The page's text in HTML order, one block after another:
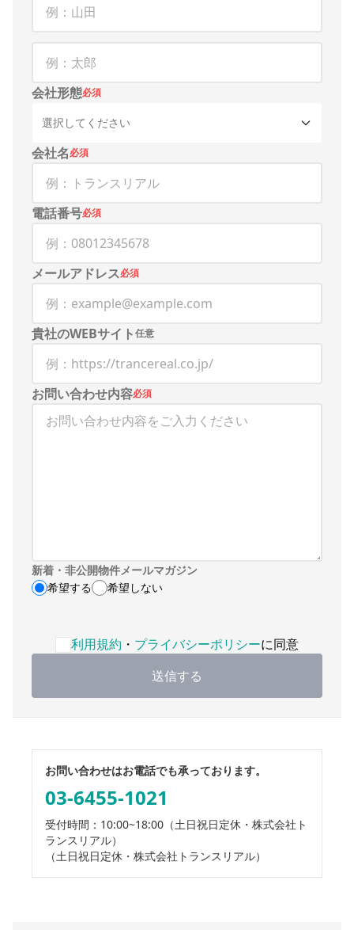
会社形態必須
選択してください
会社名必須
電話番号必須
メールアドレス必須
貴社のWEBサイト任意
お問い合わせ内容必須
新着・非公開物件メールマガジン
希望する
希望しない
利用規約 ・ プライバシーポリシーに同意
送信する
利用規約・プライバシーポリシーへの同意が必要です
お問い合わせはお電話でも承っております。
03-6455-1021
受付時間：10:00~18:00 （土日祝日定休・株式会社ト
ランスリアル）
（土日祝日定休・株式会社トランスリアル）